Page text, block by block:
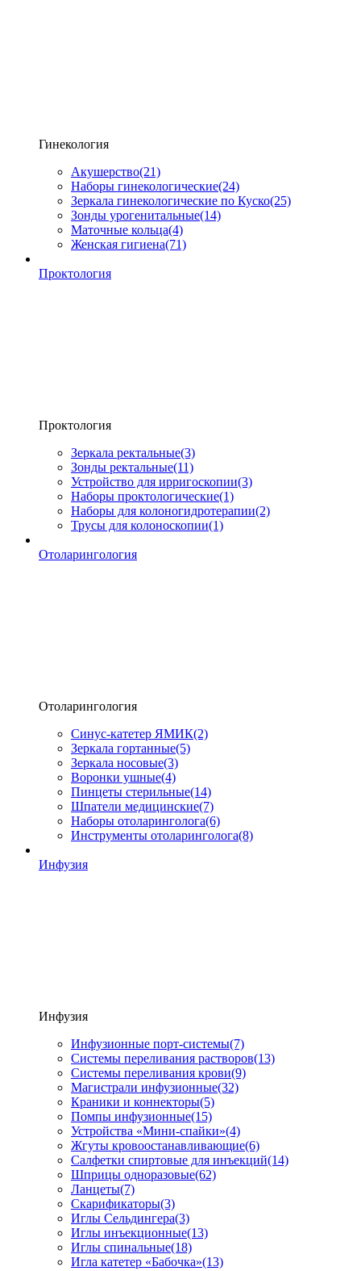
Гинекология
Акушерство(21)
Наборы гинекологические(24)
Зеркала гинекологические по Куско(25)
Зонды урогенитальные(14)
Маточные кольца(4)
Женская гигиена(71)
Проктология
Проктология
Зеркала ректальные(3)
Зонды ректальные(11)
Устройство для ирригоскопии(3)
Наборы проктологические(1)
Наборы для колоногидротерапии(2)
Трусы для колоноскопии(1)
Отоларингология
Отоларингология
Синус-катетер ЯМИК(2)
Зеркала гортанные(5)
Зеркала носовые(3)
Воронки ушные(4)
Пинцеты стерильные(14)
Шпатели медицинские(7)
Наборы отоларинголога(6)
Инструменты отоларинголога(8)
Инфузия
Инфузия
Инфузионные порт-системы(7)
Системы переливания растворов(13)
Системы переливания крови(9)
Магистрали инфузионные(32)
Краники и коннекторы(5)
Помпы инфузионные(15)
Устройства «Мини-спайки»(4)
Жгуты кровоостанавливающие(6)
Салфетки спиртовые для инъекций(14)
Шприцы одноразовые(62)
Ланцеты(7)
Скарификаторы(3)
Иглы Сельдингера(3)
Иглы инъекционные(13)
Иглы спинальные(18)
Игла катетер «Бабочка»(13)